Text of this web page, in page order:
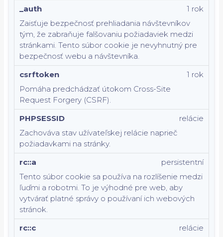
_auth
Zaisťuje bezpečnosť prehliadania návštevníkov
tým, že zabraňuje falšovaniu požiadaviek medzi
stránkami. Tento súbor cookie je nevyhnutný pre
bezpečnosť webu a návštevníka.
1 rok
csrftoken
Pomáha predchádzať útokom Cross-Site
Request Forgery (CSRF).
1 rok
PHPSESSID
Zachováva stav užívateľskej relácie naprieč
požiadavkami na stránky.
relácie
rc::a
Tento súbor cookie sa používa na rozlíšenie medzi
ľuďmi a robotmi. To je výhodné pre web, aby
vytvárať platné správy o používaní ich webových
stránok.
persistentní
rc::c
relácie